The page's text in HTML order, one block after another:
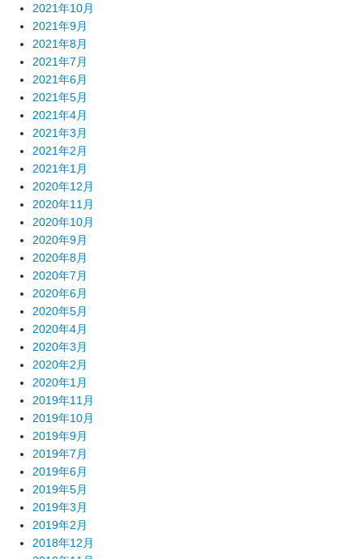
2021年10月
2021年9月
2021年8月
2021年7月
2021年6月
2021年5月
2021年4月
2021年3月
2021年2月
2021年1月
2020年12月
2020年11月
2020年10月
2020年9月
2020年8月
2020年7月
2020年6月
2020年5月
2020年4月
2020年3月
2020年2月
2020年1月
2019年11月
2019年10月
2019年9月
2019年7月
2019年6月
2019年5月
2019年3月
2019年2月
2018年12月